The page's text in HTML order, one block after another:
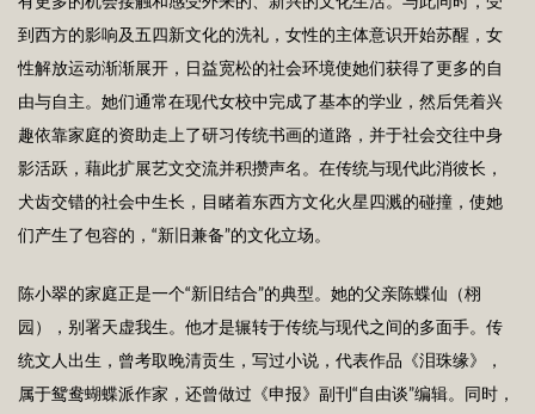
到西方的影响及五四新文化的洗礼，女性的主体意识开始苏醒，女
性解放运动渐渐展开，日益宽松的社会环境使她们获得了更多的自
由与自主。她们通常在现代女校中完成了基本的学业，然后凭着兴
趣依靠家庭的资助走上了研习传统书画的道路，并于社会交往中身
影活跃，藉此扩展艺文交流并积攒声名。在传统与现代此消彼长，
犬齿交错的社会中生长，目睹着东西方文化火星四溅的碰撞，使她
们产生了包容的，“新旧兼备”的文化立场。
陈小翠的家庭正是一个“新旧结合”的典型。她的父亲陈蝶仙（栩
园），别署天虚我生。他才是辗转于传统与现代之间的多面手。传
统文人出生，曾考取晚清贡生，写过小说，代表作品《泪珠缘》，
属于鸳鸯蝴蝶派作家，还曾做过《申报》副刊“自由谈”编辑。同时，